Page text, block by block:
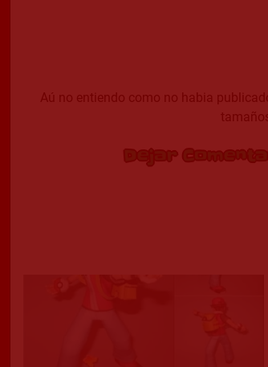
Aú no entiendo como no habia
Dejar